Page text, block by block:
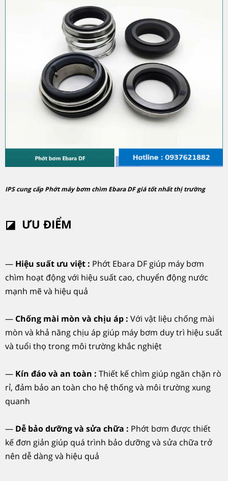
IPS cung cấp Phớt máy bơm chìm Ebara DF giá tốt nhất thị trường
◪ ƯU ĐIỂM
— Hiệu suất ưu việt : Phớt Ebara DF giúp máy bơm
chìm hoạt động với hiệu suất cao, chuyển động nước
mạnh mẽ và hiệu quả
— Chống mài mòn và chịu áp : Với vật liệu chống mài
mòn và khả năng chịu áp giúp máy bơm duy trì hiệu suất
và tuổi thọ trong môi trường khắc nghiệt
— Kín đáo và an toàn : Thiết kế chìm giúp ngăn chặn rò
rỉ, đảm bảo an toàn cho hệ thống và môi trường xung
quanh
— Dễ bảo dưỡng và sửa chữa : Phớt bơm được thiết
kế đơn giản giúp quá trình bảo dưỡng và sửa chữa trở
nên dễ dàng và hiệu quả